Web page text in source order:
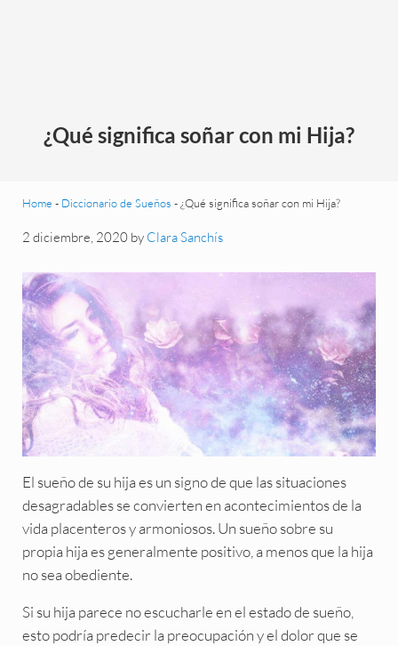
¿Qué significa soñar con mi Hija?
Home - Diccionario de Sueños -¿Qué significa soñar con mi Hija?
2 diciembre, 2020 by Clara Sanchís
El sueño de su hija es un signo de que las situaciones
desagradables se convierten en acontecimientos de la
vida placenteros y armoniosos. Un sueño sobre su
propia hija es generalmente positivo, a menos que la hija
no sea obediente.
Si su hija parece no escucharle en el estado de sueño,
esto podría predecir la preocupación y el dolor que se